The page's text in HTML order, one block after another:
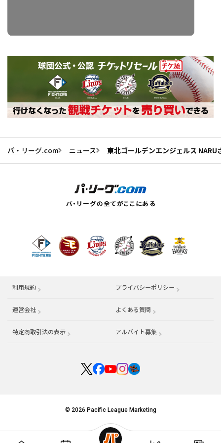
パ・リーグ.com ニュース 東北ゴールデンエンジェルス
利用規約 プライバシーポリシー
運営会社 （別ウィンドウで開く） よくある質問
特定商取引法の表示 アルバイト募集 （別ウィンドウで開く
© 2026 Pacific League Marketing